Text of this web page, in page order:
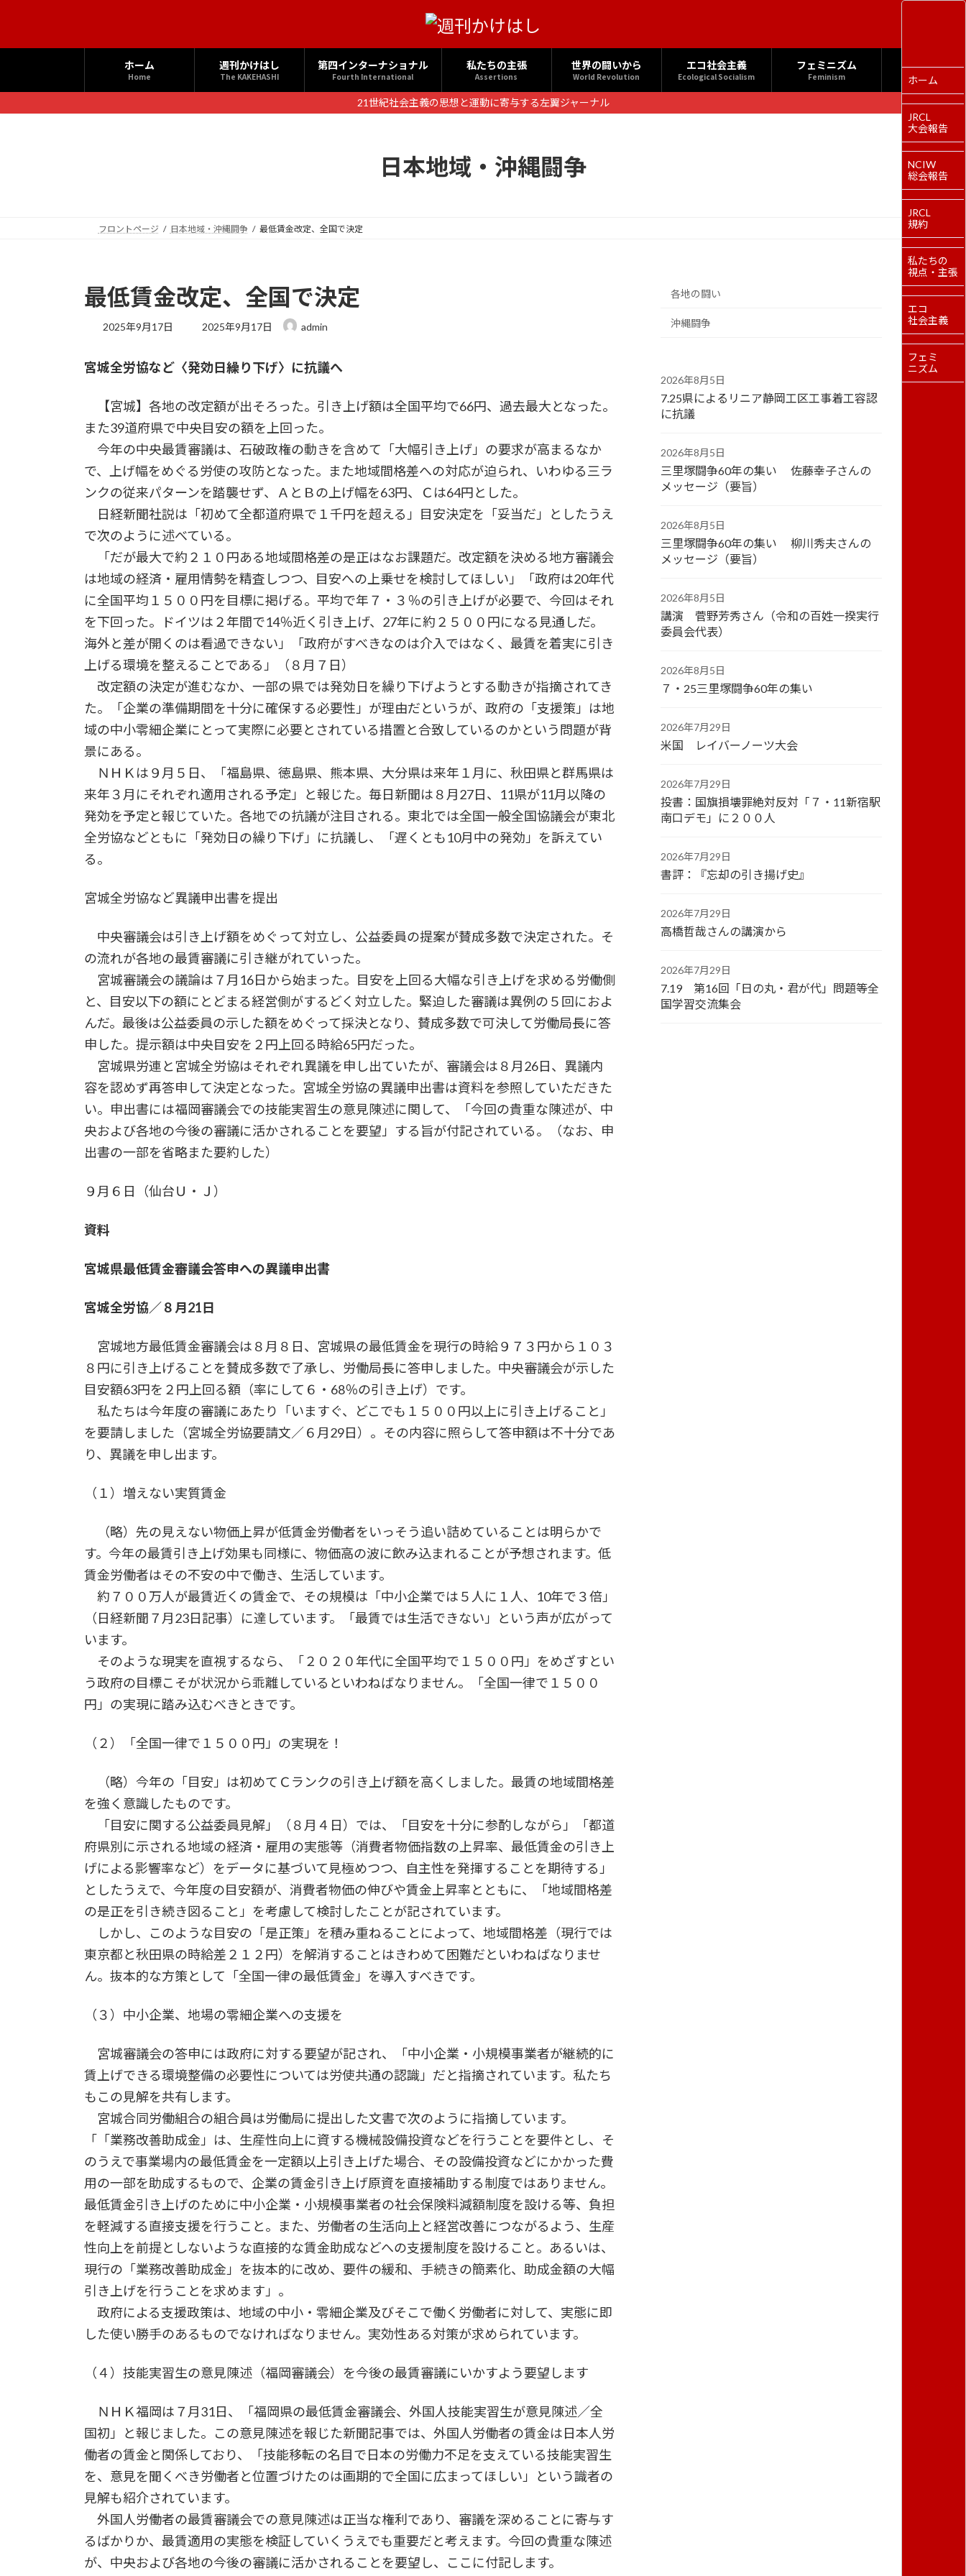
へ
ス
ョ
ン
ホーム
Home
週刊かけはし
The KAKEHASHI
第四インターナショナル
Fourth International
私たちの主張
Assertions
世界の闘いから
World Revolution
エコ社会主義
Ecological Socialism
フェミニズム
Feminism
21世紀社会主義の思想と運動に寄与する左翼ジャーナル
日本地域・沖縄闘争
フロントページ 日本地域・沖縄闘争 最低賃金改定、全国で決定
最低賃金改定、全国で決定
2025年9月17日
最
新
:
2025年9月17日 admin
宮城全労協など〈発効日繰り下げ〉に抗議へ
【宮城】各地の改定額が出そろった。引き上げ額は全国平均で66円、過去最大となった。
また39道府県で中央目安の額を上回った。
今年の中央最賃審議は、石破政権の動きを含めて「大幅引き上げ」の要求が高まるなか
で、上げ幅をめぐる労使の攻防となった。また地域間格差への対応が迫られ、いわゆる三ラ
ンクの従来パターンを踏襲せず、ＡとＢの上げ幅を63円、Ｃは64円とした。
日経新聞社説は「初めて全都道府県で１千円を超える」目安決定を「妥当だ」としたうえ
で次のように述べている。
「だが最大で約２１０円ある地域間格差の是正はなお課題だ。改定額を決める地方審議会
は地域の経済・雇用情勢を精査しつつ、目安への上乗せを検討してほしい」「政府は20年代
に全国平均１５００円を目標に掲げる。平均で年７・３％の引き上げが必要で、今回はそれ
を下回った。ドイツは２年間で14％近く引き上げ、27年に約２５００円になる見通しだ。
海外と差が開くのは看過できない」「政府がすべきなのは介入ではなく、最賃を着実に引き
上げる環境を整えることである」（８月７日）
改定額の決定が進むなか、一部の県では発効日を繰り下げようとする動きが指摘されてき
た。「企業の準備期間を十分に確保する必要性」が理由だというが、政府の「支援策」は地
域の中小零細企業にとって実際に必要とされている措置と合致しているのかという問題が背
景にある。
ＮＨＫは９月５日、「福島県、徳島県、熊本県、大分県は来年１月に、秋田県と群馬県は
来年３月にそれぞれ適用される予定」と報じた。毎日新聞は８月27日、11県が11月以降の
発効を予定と報じていた。各地での抗議が注目される。東北では全国一般全国協議会が東北
全労協などともに「発効日の繰り下げ」に抗議し、「遅くとも10月中の発効」を訴えてい
る。
宮城全労協など異議申出書を提出
中央審議会は引き上げ額をめぐって対立し、公益委員の提案が賛成多数で決定された。そ
の流れが各地の最賃審議に引き継がれていった。
宮城審議会の議論は７月16日から始まった。目安を上回る大幅な引き上げを求める労働側
と、目安以下の額にとどまる経営側がするどく対立した。緊迫した審議は異例の５回におよ
んだ。最後は公益委員の示した額をめぐって採決となり、賛成多数で可決して労働局長に答
申した。提示額は中央目安を２円上回る時給65円だった。
宮城県労連と宮城全労協はそれぞれ異議を申し出ていたが、審議会は８月26日、異議内
容を認めず再答申して決定となった。宮城全労協の異議申出書は資料を参照していただきた
い。申出書には福岡審議会での技能実習生の意見陳述に関して、「今回の貴重な陳述が、中
央および各地の今後の審議に活かされることを要望」する旨が付記されている。（なお、申
出書の一部を省略また要約した）
９月６日（仙台Ｕ・Ｊ）
資料
宮城県最低賃金審議会答申への異議申出書
宮城全労協／８月21日
宮城地方最低賃金審議会は８月８日、宮城県の最低賃金を現行の時給９７３円から１０３
８円に引き上げることを賛成多数で了承し、労働局長に答申しました。中央審議会が示した
目安額63円を２円上回る額（率にして６・68％の引き上げ）です。
私たちは今年度の審議にあたり「いますぐ、どこでも１５００円以上に引き上げること」
を要請しました（宮城全労協要請文／６月29日）。その内容に照らして答申額は不十分であ
り、異議を申し出ます。
（１）増えない実質賃金
（略）先の見えない物価上昇が低賃金労働者をいっそう追い詰めていることは明らかで
す。今年の最賃引き上げ効果も同様に、物価高の波に飲み込まれることが予想されます。低
賃金労働者はその不安の中で働き、生活しています。
約７００万人が最賃近くの賃金で、その規模は「中小企業では５人に１人、10年で３倍」
（日経新聞７月23日記事）に達しています。「最賃では生活できない」という声が広がって
います。
そのような現実を直視するなら、「２０２０年代に全国平均で１５００円」をめざすとい
う政府の目標こそが状況から乖離しているといわねばなりません。「全国一律で１５００
円」の実現に踏み込むべきときです。
（２）「全国一律で１５００円」の実現を！
（略）今年の「目安」は初めてＣランクの引き上げ額を高くしました。最賃の地域間格差
を強く意識したものです。
「目安に関する公益委員見解」（８月４日）では、「目安を十分に参酌しながら」「都道
府県別に示される地域の経済・雇用の実態等（消費者物価指数の上昇率、最低賃金の引き上
げによる影響率など）をデータに基づいて見極めつつ、自主性を発揮することを期待する」
としたうえで、今年度の目安額が、消費者物価の伸びや賃金上昇率とともに、「地域間格差
の是正を引き続き図ること」を考慮して検討したことが記されています。
しかし、このような目安の「是正策」を積み重ねることによって、地域間格差（現行では
東京都と秋田県の時給差２１２円）を解消することはきわめて困難だといわねばなりませ
ん。抜本的な方策として「全国一律の最低賃金」を導入すべきです。
（３）中小企業、地場の零細企業への支援を
宮城審議会の答申には政府に対する要望が記され、「中小企業・小規模事業者が継続的に
賃上げできる環境整備の必要性については労使共通の認識」だと指摘されています。私たち
もこの見解を共有します。
宮城合同労働組合の組合員は労働局に提出した文書で次のように指摘しています。
「「業務改善助成金」は、生産性向上に資する機械設備投資などを行うことを要件とし、そ
のうえで事業場内の最低賃金を一定額以上引き上げた場合、その設備投資などにかかった費
用の一部を助成するもので、企業の賃金引き上げ原資を直接補助する制度ではありません。
最低賃金引き上げのために中小企業・小規模事業者の社会保険料減額制度を設ける等、負担
を軽減する直接支援を行うこと。また、労働者の生活向上と経営改善につながるよう、生産
性向上を前提としないような直接的な賃金助成などへの支援制度を設けること。あるいは、
現行の「業務改善助成金」を抜本的に改め、要件の緩和、手続きの簡素化、助成金額の大幅
引き上げを行うことを求めます」。
政府による支援政策は、地域の中小・零細企業及びそこで働く労働者に対して、実態に即
した使い勝手のあるものでなければなりません。実効性ある対策が求められています。
（４）技能実習生の意見陳述（福岡審議会）を今後の最賃審議にいかすよう要望します
ＮＨＫ福岡は７月31日、「福岡県の最低賃金審議会、外国人技能実習生が意見陳述／全
国初」と報じました。この意見陳述を報じた新聞記事では、外国人労働者の賃金は日本人労
働者の賃金と関係しており、「技能移転の名目で日本の労働力不足を支えている技能実習生
を、意見を聞くべき労働者と位置づけたのは画期的で全国に広まってほしい」という識者の
見解も紹介されています。
外国人労働者の最賃審議会での意見陳述は正当な権利であり、審議を深めることに寄与す
るばかりか、最賃適用の実態を検証していくうえでも重要だと考えます。今回の貴重な陳述
が、中央および各地の今後の審議に活かされることを要望し、ここに付記します。
各地の闘い
沖縄闘争
2026年8月5日
7.25県によるリニア静岡工区工事着工容認
に抗議
2026年8月5日
三里塚闘争60年の集い 佐藤幸子さんの
メッセージ（要旨）
2026年8月5日
三里塚闘争60年の集い 柳川秀夫さんの
メッセージ（要旨）
2026年8月5日
講演 菅野芳秀さん（令和の百姓一揆実行
委員会代表）
2026年8月5日
７・25三里塚闘争60年の集い
2026年7月29日
米国 レイバーノーツ大会
2026年7月29日
投書：国旗損壊罪絶対反対「７・11新宿駅
南口デモ」に２００人
2026年7月29日
書評：『忘却の引き揚げ史』
2026年7月29日
高橋哲哉さんの講演から
2026年7月29日
7.19 第16回「日の丸・君が代」問題等全
国学習交流集会
ホーム
JRCL
大会報告
NCIW
総会報告
JRCL
規約
私たちの
視点・主張
エコ
社会主義
フェミ
ニズム